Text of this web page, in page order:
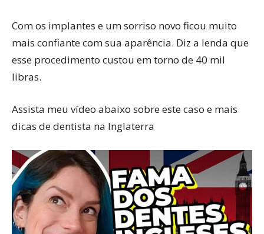
Com os implantes e um sorriso novo ficou muito
mais confiante com sua aparência. Diz a lenda que
esse procedimento custou em torno de 40 mil
libras.
Assista meu vídeo abaixo sobre este caso e mais
dicas de dentista na Inglaterra